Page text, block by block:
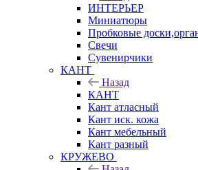
ИНТЕРЬЕР
Миниатюры
Пробковые
Свечи
Сувенирчики
КАНТ
Назад
КАНТ
Кант атласный
Кант иск. кожа
Кант мебельный
Кант разный
КРУЖЕВО